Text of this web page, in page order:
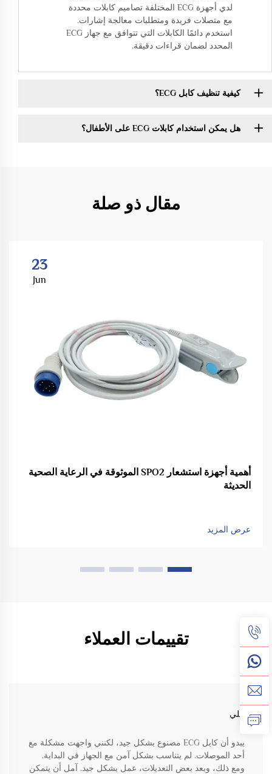
لدي أجهزة ECG المختلفة تصاميم كابلات محددة
مع متصلات فريدة ومتطلبات معالجة إشارات.
استخدم دائمًا الكابلات التي تتوافق مع جهاز ECG
المحدد لضمان قراءات دقيقة.
كيفية تنظيف كابل ECG؟
هل يمكن استخدام كابلات ECG على الأطفال؟
مقال ذو صلة
23
Jun
أهمية أجهزة استشعار SPO2 الموثوقة في الرعاية الصحية
الحديثة
عرض المزيد
تقييمات العملاء
ليلي
يبدو أن كابل ECG مصنوع بشكل جيد، لكنني واجهت مشكلة مع
أحد الموصلات. لم يتناسب بشكل آمن مع الجهاز في البداية.
ومع ذلك، وبعد بعض التعديلات، عمل بشكل جيد. آمل أن يتمكن